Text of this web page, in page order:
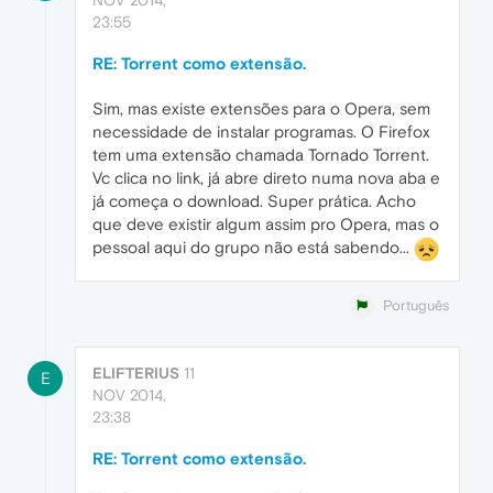
23:55
RE: Torrent como extensão.
Sim, mas existe extensões para o Opera, sem
necessidade de instalar programas. O Firefox
tem uma extensão chamada Tornado Torrent.
Vc clica no link, já abre direto numa nova aba e
já começa o download. Super prática. Acho
que deve existir algum assim pro Opera, mas o
pessoal aqui do grupo não está sabendo...
Português
E ELIFTERIUS 11
NOV 2014,
23:38
RE: Torrent como extensão.